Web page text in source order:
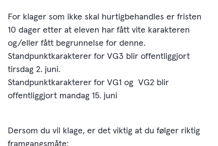
For klager som ikke skal hurtigbehandles er fristen
10 dager etter at eleven har fått vite karakteren
og/eller fått begrunnelse for denne.
Standpunktkarakterer for VG3 blir offentliggjort
tirsdag 2. juni.
Standpunktkarakterer for VG1 og VG2 blir
offentliggjort mandag 15. juni
Dersom du vil klage, er det viktig at du følger riktig
framgangsmåte: